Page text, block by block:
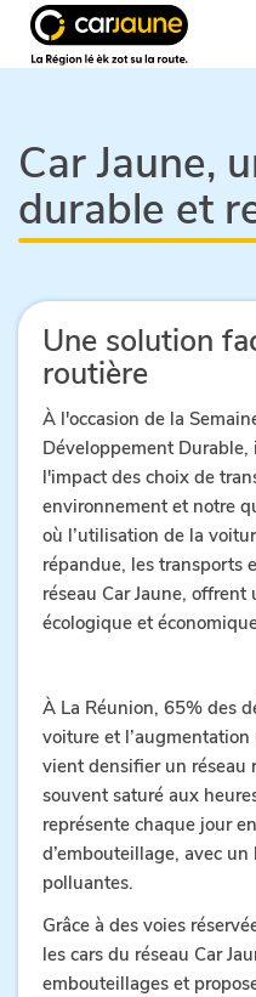
jaune
Car Jaune,
durable et
Une solution
routière
À l'occasion de la
Développement
l'impact des choix de
environnement et notre
où l’utilisation de la
répandue, les transports
réseau Car Jaune,
écologique et
À La Réunion, 65% des
voiture et
vient densifier un réseau
souvent saturé aux
représente chaque jour
d’embouteillage, avec
polluantes.
Grâce à des voies
les cars du réseau Car
embouteillages et